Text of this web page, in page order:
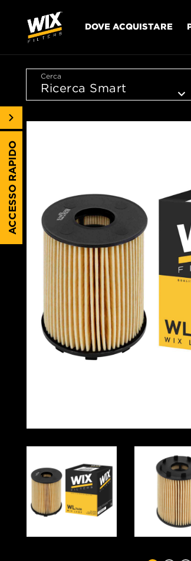
DOVE ACQUISTARE
Cerca
ACCESSO RAPIDO